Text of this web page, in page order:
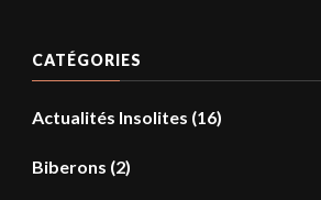
CATÉGORIES
Actualités Insolites (16)
Biberons (2)